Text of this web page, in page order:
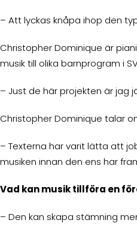
– Att lyckas knåpa ihop den
Christopher Dominique är
musik till olika barnprogram i
– Just de här projekten är jag
Christopher Dominique talar
– Texterna har varit lätta att
musiken innan den ens har
Vad kan musik tillföra en
– Den kan skapa stämning